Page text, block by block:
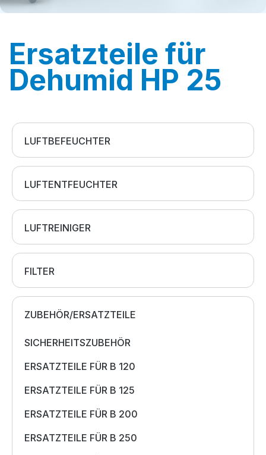
Ersatzteile für
Dehumid HP 25
LUFTBEFEUCHTER
LUFTENTFEUCHTER
LUFTREINIGER
FILTER
ZUBEHÖR/ERSATZTEILE
SICHERHEITSZUBEHÖR
ERSATZTEILE FÜR B 120
ERSATZTEILE FÜR B 125
ERSATZTEILE FÜR B 200
ERSATZTEILE FÜR B 250